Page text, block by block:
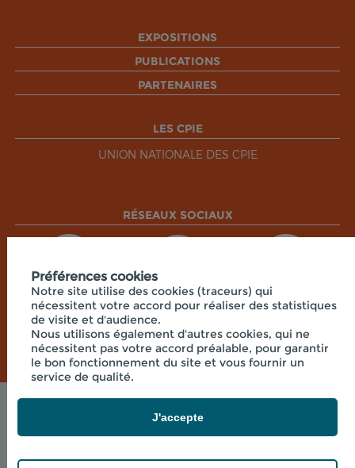
EXPOSITIONS
PUBLICATIONS
PARTENAIRES
LES CPIE
UNION NATIONALE DES CPIE
RÉSEAUX SOCIAUX
Mentions légales
© 2026 - CPIE CENTRE CORSE - 7 RUE DU
Préférences cookies
Notre site utilise des cookies (traceurs) qui
nécessitent votre accord pour réaliser des statistiques
de visite et d'audience.
Nous utilisons également d'autres cookies, qui ne
nécessitent pas votre accord préalable, pour garantir
le bon fonctionnement du site et vous fournir un
service de qualité.
J'accepte